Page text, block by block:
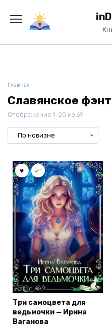
содержанию
Главная
Славянское
Отображение 1–20 из 69
Три самоцвета для
ведьмочки — Ирина
Ваганова